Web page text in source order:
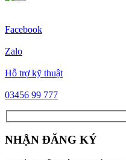
Facebook
Zalo
Hỗ trợ kỹ thuật
03456 99 777
NHẬN ĐĂNG KÝ